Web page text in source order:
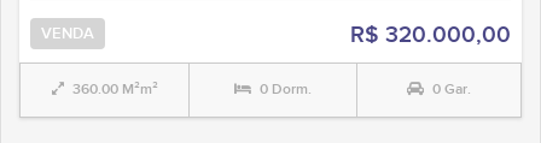
VENDA R$ 320.000,00
360.00 M²m² 0 Dorm. 0 Gar.